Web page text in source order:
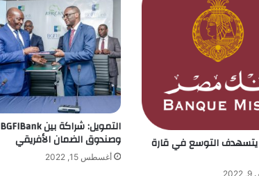
التوسع في قارة
التمويل: شراكة بين BGFIBank
وصندوق الضمان الأفريقي
أغسطس 15, 2022